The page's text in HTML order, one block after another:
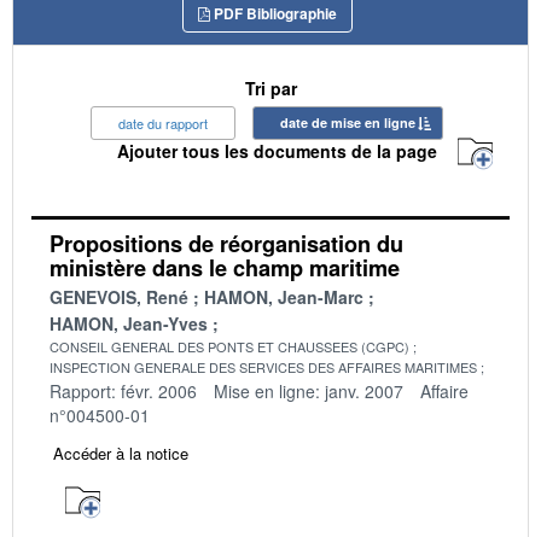
PDF Bibliographie
Tri par
date du rapport date de mise en ligne
Ajouter tous les documents de la page
Propositions de réorganisation du
ministère dans le champ maritime
GENEVOIS, René
HAMON, Jean-Marc
HAMON, Jean-Yves
CONSEIL GENERAL DES PONTS ET CHAUSSEES (CGPC)
INSPECTION GENERALE DES SERVICES DES AFFAIRES MARITIMES
Rapport: févr. 2006 Mise en ligne: janv. 2007
Affaire
n°004500-01
Accéder à la notice